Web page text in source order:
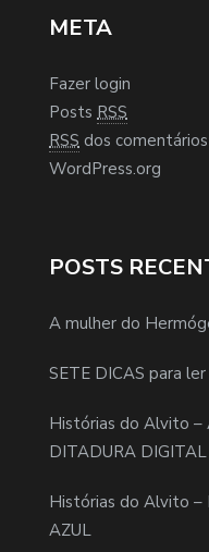
META
Fazer login
Posts RSS
RSS dos comentários
WordPress.org
POSTS
A mulher do
SETE DICAS para ler
Histórias do Alvito –
DITADURA DIGITAL
Histórias do Alvito –
AZUL